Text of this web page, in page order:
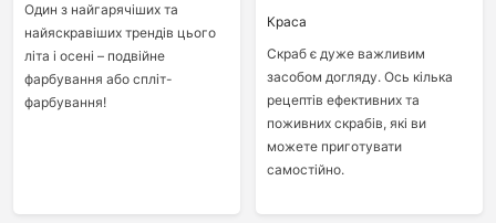
Один з найгарячіших та
найяскравіших трендів цього
літа і осені – подвійне
фарбування або спліт-
фарбування!
Краса
Скраб є дуже важливим
засобом догляду. Ось кілька
рецептів ефективних та
поживних скрабів, які ви
можете приготувати
самостійно.